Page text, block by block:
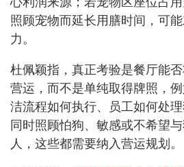
照顾宠物而延长用膳时间，可
力。
杜佩颖指，真正考验是餐厅能
营运，而不是单纯取得牌照，
洁流程如何执行、员工如何处
同时照顾怕狗、敏感或不希望
人，这些都需要纳入营运规划。